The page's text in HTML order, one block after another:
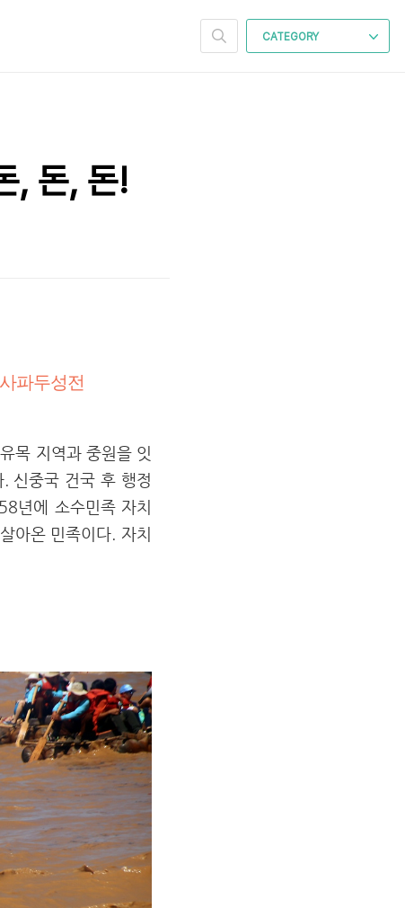
CATEGORY
, 돈, 돈!
파두성전
목 지역과 중원을 잇
신중국 건국 후 행정
년에 소수민족 자치
아온 민족이다. 자치